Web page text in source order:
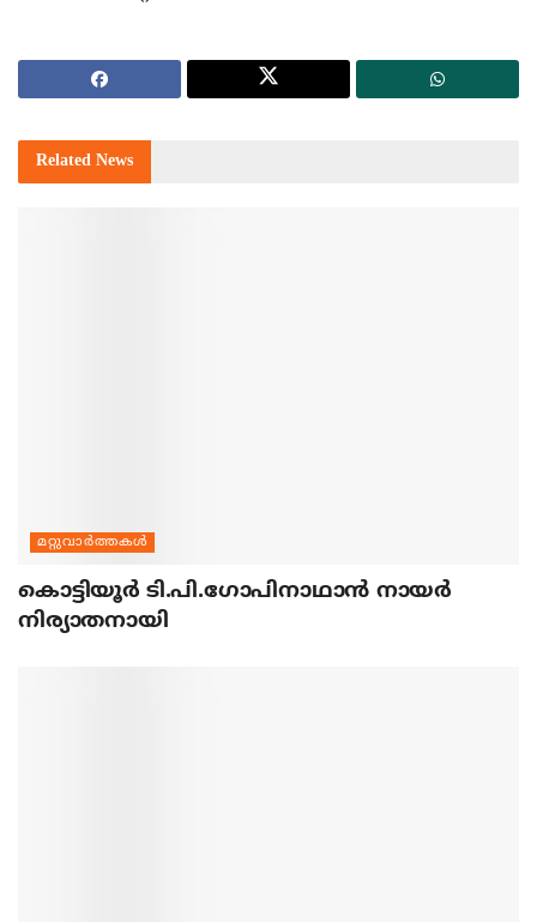
Related News
മറ്റുവാര്‍ത്തകള്‍
കൊട്ടിയൂര്‍ ടി.പി.ഗോപിനാഥാന്‍ നായര്‍
നിര്യാതനായി